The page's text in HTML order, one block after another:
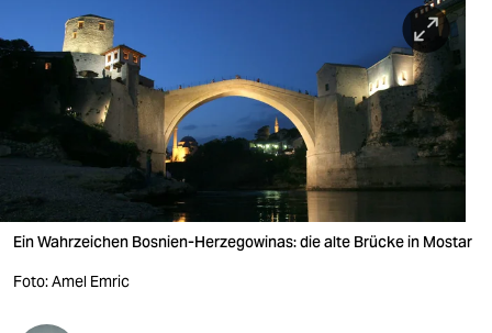
berlin
wahrheit
verlag
verlag
Ein Wahrzeichen Bosnien-Herzegowinas: die alte Brücke in Mostar
Foto: Amel Emric